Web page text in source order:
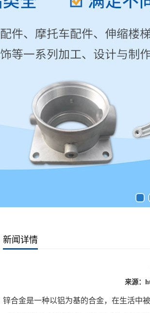
新闻详情
来源：
锌合金是一种以铝为基的合金，在生活中